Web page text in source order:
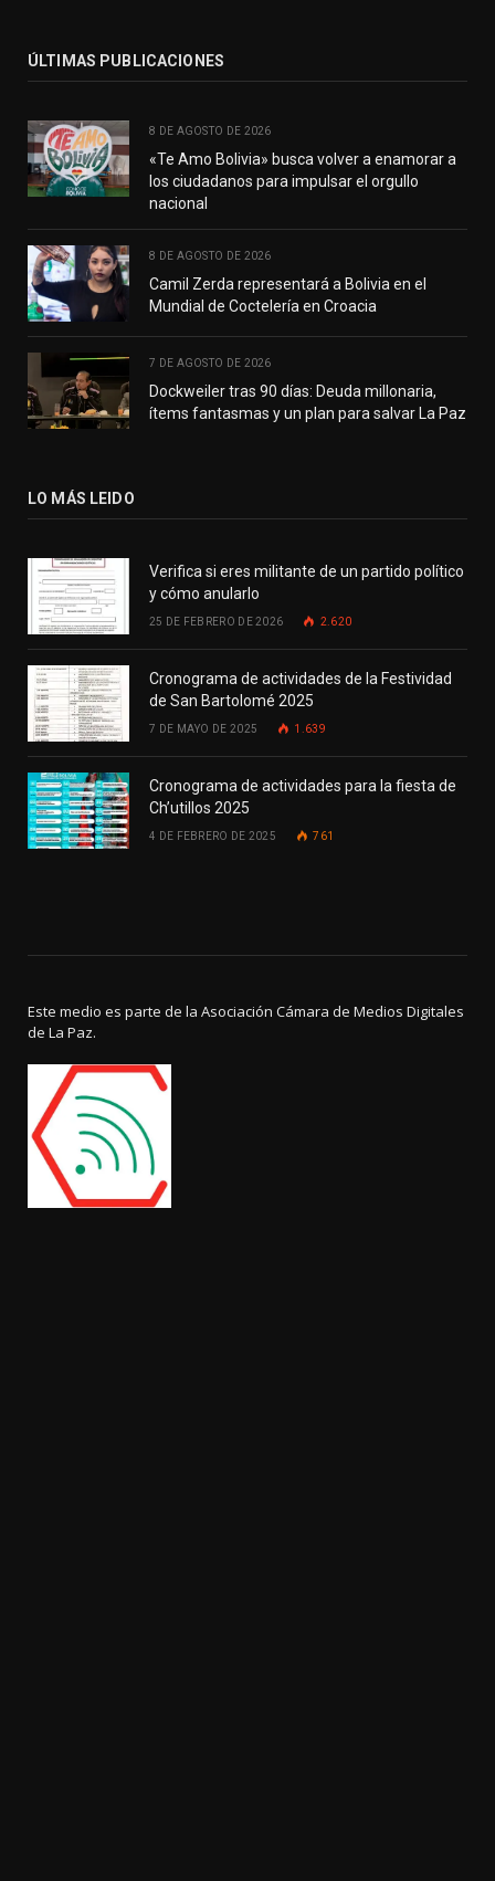
ÚLTIMAS PUBLICACIONES
8 DE AGOSTO DE 2026
«Te Amo Bolivia» busca volver a enamorar a
los ciudadanos para impulsar el orgullo
nacional
8 DE AGOSTO DE 2026
Camil Zerda representará a Bolivia en el
Mundial de Coctelería en Croacia
7 DE AGOSTO DE 2026
Dockweiler tras 90 días: Deuda millonaria,
ítems fantasmas y un plan para salvar La Paz
LO MÁS LEIDO
Verifica si eres militante de un partido político
y cómo anularlo
25 DE FEBRERO DE 2026 2.620
Cronograma de actividades de la Festividad
de San Bartolomé 2025
7 DE MAYO DE 2025 1.639
Cronograma de actividades para la fiesta de
Ch’utillos 2025
4 DE FEBRERO DE 2025 761
Este medio es parte de la Asociación Cámara de Medios Digitales
de La Paz.